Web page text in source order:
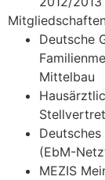
Deutsche
Mittelbau
(EbM-
MEZIS